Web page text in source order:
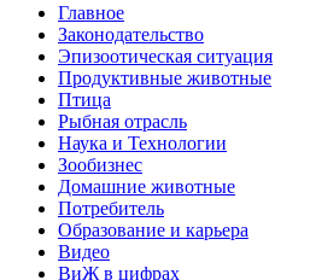
Главное
Законодательство
Эпизоотическая ситуация
Продуктивные животные
Птица
Рыбная отрасль
Наука и Технологии
Зообизнес
Домашние животные
Потребитель
Образование и карьера
Видео
ВиЖ в цифрах